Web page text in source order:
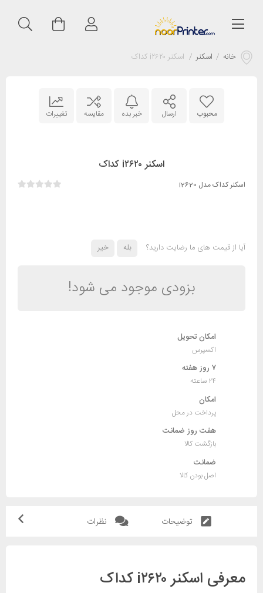
خانه / اسکنر / اسکنر i۲۶۲۰ کداک
محبوب ارسال خبر بده مقایسه تغییرات
اسکنر i۲۶۲۰ کداک
اسکنر کداک مدل i2620
آیا از قیمت های ما رضایت دارید؟ بله خیر
بزودی موجود می شود!
امکان تحویل
اکسپرس
۷ روز هفته
۲۴ ساعته
امکان
پرداخت در محل
هفت روز ضمانت
بازگشت کالا
ضمانت
اصل بودن کالا
توضیحات نظرات
معرفی اسکنر i۲۶۲۰ کداک